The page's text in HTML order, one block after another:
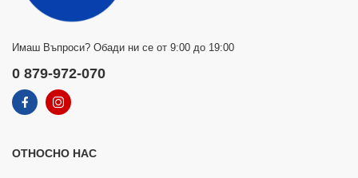
Имаш Въпроси? Обади ни се от 9:00 до 19:00
0 879-972-070
ОТНОСНО НАС